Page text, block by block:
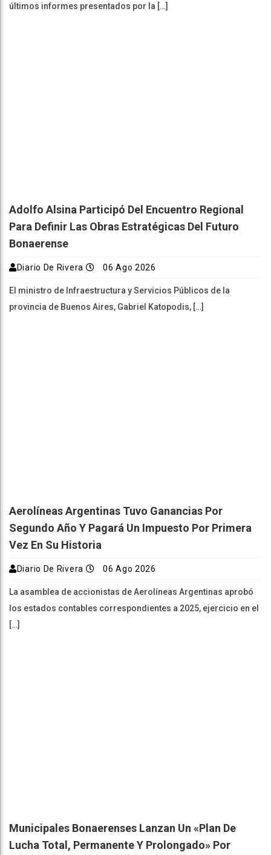
últimos informes presentados por la […]
Adolfo Alsina Participó Del Encuentro Regional
Para Definir Las Obras Estratégicas Del Futuro
Bonaerense
Diario De Rivera 06 Ago 2026
El ministro de Infraestructura y Servicios Públicos de la
provincia de Buenos Aires, Gabriel Katopodis, […]
Aerolíneas Argentinas Tuvo Ganancias Por
Segundo Año Y Pagará Un Impuesto Por Primera
Vez En Su Historia
Diario De Rivera 06 Ago 2026
La asamblea de accionistas de Aerolíneas Argentinas aprobó
los estados contables correspondientes a 2025, ejercicio en el
[…]
Municipales Bonaerenses Lanzan Un «plan De
Lucha Total, Permanente Y Prolongado» Por